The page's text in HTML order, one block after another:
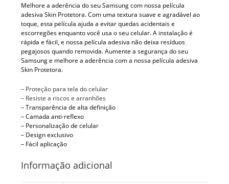
Melhore a aderência do seu Samsung com nossa película
adesiva Skin Protetora. Com uma textura suave e agradável ao
toque, esta película ajuda a evitar quedas acidentais e
escorregões enquanto você usa o seu celular. A instalação é
rápida e fácil, e nossa película adesiva não deixa resíduos
pegajosos quando removida. Aumente a segurança do seu
Samsung e melhore a aderência com a nossa película adesiva
Skin Protetora.
– Proteção para tela do celular
– Resiste a riscos e arranhões
– Transparência de alta definição
– Camada anti-reflexo
– Personalização de celular
– Design exclusivo
– Fácil aplicação
Informação adicional